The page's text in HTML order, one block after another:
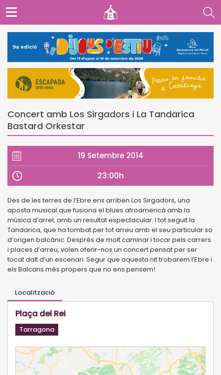
Concert amb Los Sirgadors i La Tandarica
Bastard Orkestar
19 Setembre 2014
23:00h
Des de les terres de l’Ebre ens arriben Los Sirgadors, una
aposta musical que fusiona el blues afroamericà amb la
música d’arrel, amb un resultat espectacular. I tot seguit la
Tandarica, que ha tombat per tot arreu amb el seu particular so
d’origen balcànic. Després de molt caminar i tocar pels carrers
i places d’arreu, volen oferir-nos un concert pensat per ser
tocat dalt d’un escenari. Segur que aquesta nit trobarem l’Ebre i
els Balcans més propers que no ens pensem!
Localització
Plaça del Rei
Tarragona